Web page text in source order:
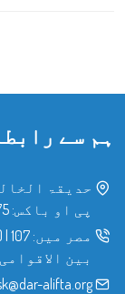
ہم سے
حدیقۃ
پی او باکس: 11675
مصر میں: 107
|
بین
alifta.org